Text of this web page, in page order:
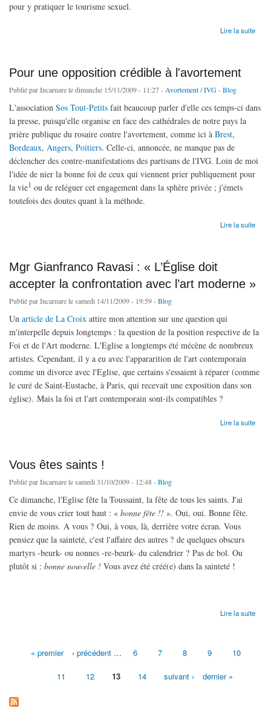
pour y pratiquer le tourisme sexuel.
Lire la suite
Pour une opposition crédible à l'avortement
Publié parIncarnarele dimanche 15/11/2009 - 11:27 - Avortement / IVG-Blog
L'association Sos Tout-Petits fait beaucoup parler d'elle ces temps-ci dans
la presse, puisqu'elle organise en face des cathédrales de notre pays la
prière publique du rosaire contre l'avortement, comme ici à Brest,
Bordeaux, Angers, Poitiers. Celle-ci, annoncée, ne manque pas de
déclencher des contre-manifestations des partisans de l'IVG. Loin de moi
l'idée de nier la bonne foi de ceux qui viennent prier publiquement pour
la vie1 ou de reléguer cet engagement dans la sphère privée ; j'émets
toutefois des doutes quant à la méthode.
Lire la suite
Mgr Gianfranco Ravasi : « L’Église doit
accepter la confrontation avec l’art moderne »
Publié parIncarnarele samedi 14/11/2009 - 19:59 -Blog
Un article de La Croix attire mon attention sur une question qui
m'interpelle depuis longtemps : la question de la position respective de la
Foi et de l'Art moderne. L'Eglise a longtemps été mécène de nombreux
artistes. Cependant, il y a eu avec l'appararition de l'art contemporain
comme un divorce avec l'Eglise, que certains s'essaient à réparer (comme
le curé de Saint-Eustache, à Paris, qui recevait une exposition dans son
église). Mais la foi et l'art contemporain sont-ils compatibles ?
Lire la suite
de Mgr Gianfranco Ravasi : « L’Église doit accepter la confrontation avec l’art moderne »
Vous êtes saints !
Publié parIncarnarele samedi 31/10/2009 - 12:48 -Blog
Ce dimanche, l'Eglise fête la Toussaint, la fête de tous les saints. J'ai
envie de vous crier tout haut : « bonne fête !! ». Oui, oui. Bonne fête.
Rien de moins. A vous ? Oui, à vous, là, derrière votre écran. Vous
pensiez que la sainteté, c'est l'affaire des autres ? de quelques obscurs
martyrs -beurk- ou nonnes -re-beurk- du calendrier ? Pas de bol. Ou
plutôt si : bonne nouvelle ! Vous avez été créé(e) dans la sainteté !
Lire la suite
« premier ‹ précédent … 6 7 8 9 10
11 12 13 14 suivant › dernier »